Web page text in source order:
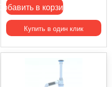
Добавить в корзину
Купить в один клик